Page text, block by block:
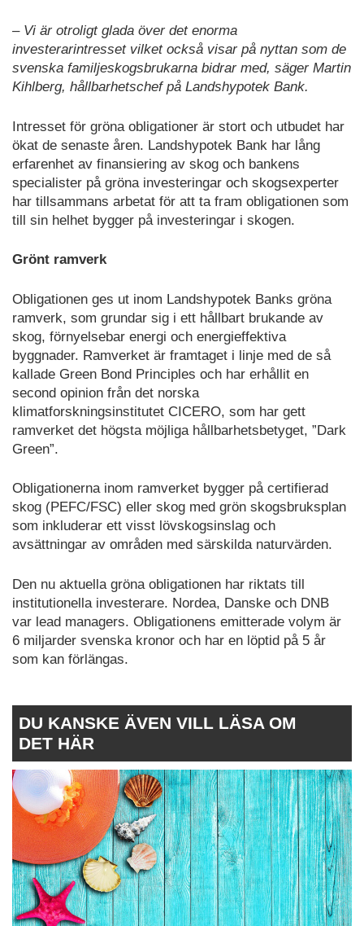
– Vi är otroligt glada över det enorma
investerarintresset vilket också visar på nyttan som de
svenska familjeskogsbrukarna bidrar med, säger Martin
Kihlberg, hållbarhetschef på Landshypotek Bank.
Intresset för gröna obligationer är stort och utbudet har
ökat de senaste åren. Landshypotek Bank har lång
erfarenhet av finansiering av skog och bankens
specialister på gröna investeringar och skogsexperter
har tillsammans arbetat för att ta fram obligationen som
till sin helhet bygger på investeringar i skogen.
Grönt ramverk
Obligationen ges ut inom Landshypotek Banks gröna
ramverk, som grundar sig i ett hållbart brukande av
skog, förnyelsebar energi och energieffektiva
byggnader. Ramverket är framtaget i linje med de så
kallade Green Bond Principles och har erhållit en
second opinion från det norska
klimatforskningsinstitutet CICERO, som har gett
ramverket det högsta möjliga hållbarhetsbetyget, ”Dark
Green”.
Obligationerna inom ramverket bygger på certifierad
skog (PEFC/FSC) eller skog med grön skogsbruksplan
som inkluderar ett visst lövskogsinslag och
avsättningar av områden med särskilda naturvärden.
Den nu aktuella gröna obligationen har riktats till
institutionella investerare. Nordea, Danske och DNB
var lead managers. Obligationens emitterade volym är
6 miljarder svenska kronor och har en löptid på 5 år
som kan förlängas.
DU KANSKE ÄVEN VILL LÄSA OM
DET HÄR